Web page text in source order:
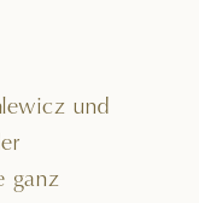
und
ganz